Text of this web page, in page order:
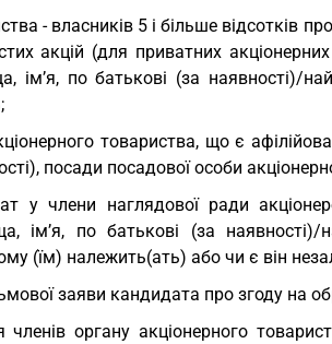
- власників 5 і більше відсотків
акцій (для приватних
ім’я, по батькові (за наявності)/
товариства, що є
посади посадової особи
у члени наглядової ради
ім’я, по батькові (за
(їм) належить(ать) або чи є він
заяви кандидата про згоду на
членів органу акціонерного